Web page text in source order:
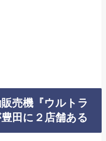
売機『ウルトラ
田に２店舗ある